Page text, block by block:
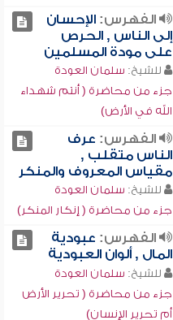
الفهرس:الإحسان
إلى الناس , الحرص
على مودة المسلمين
للشيخ: سلمان العودة
جزء من محاضرة ( أنتم شهداء
الله في الأرض)
الفهرس: عرف
الناس متقلب ,
مقياس المعروف والمنكر
للشيخ: سلمان العودة
جزء من محاضرة ( إنكار المنكر)
الفهرس: عبودية
المال , ألوان العبودية
للشيخ: سلمان العودة
جزء من محاضرة ( تحرير الأرض
أم تحرير الإنسان)